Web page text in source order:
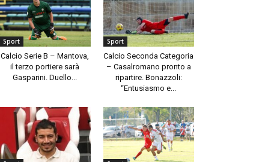
Sport
Calcio Serie B – Mantova,
il terzo portiere sarà
Gasparini. Duello...
Sport
Calcio Seconda Categoria
– Casalromano pronto a
ripartire. Bonazzoli:
“Entusiasmo e...